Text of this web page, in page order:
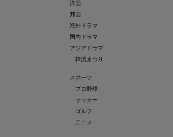
洋画
邦画
海外ドラマ
国内ドラマ
アジアドラマ
韓流まつり
スポーツ
プロ野球
サッカー
ゴルフ
テニス